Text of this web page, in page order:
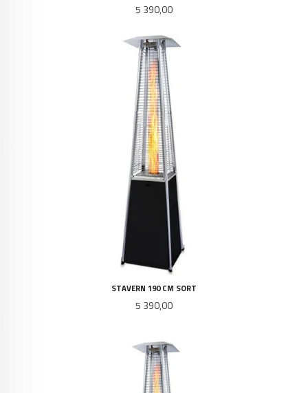
Pris
5 390,00
STAVERN 190 CM SORT
Pris
5 390,00